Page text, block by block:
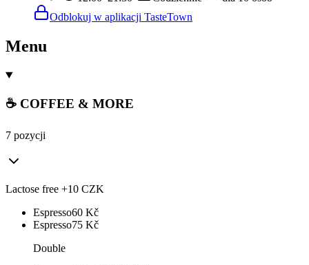
Odblokuj w aplikacji TasteTown
Menu
☕ COFFEE & MORE
7 pozycji
Lactose free +10 CZK
Espresso60 Kč
Espresso75 Kč
Double